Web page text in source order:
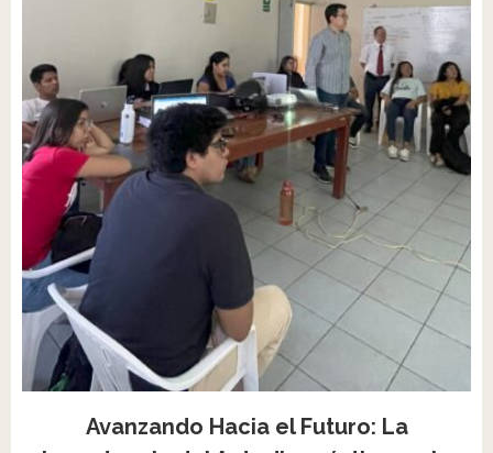
Avanzando Hacia el Futuro: La